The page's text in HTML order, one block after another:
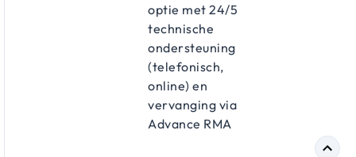
optie met 24/5
technische
ondersteuning
(telefonisch,
online) en
vervanging via
Advance RMA